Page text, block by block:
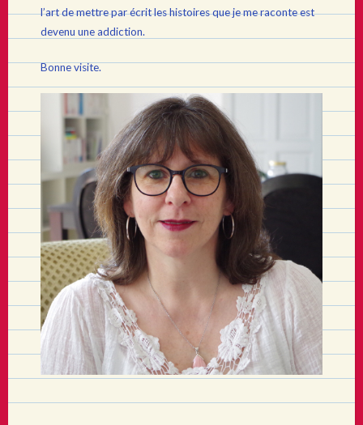
l’art de mettre par écrit les histoires que je me raconte est
devenu une addiction.
Bonne visite.